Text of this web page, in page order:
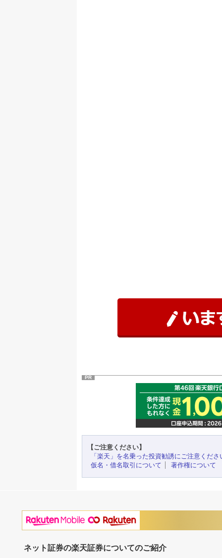
PR
【ご注意ください】
「楽天」を名乗った投資勧誘にご注意くださ
仮名・借名取引について
著作権について
ネット証券の楽天証券についてのご紹介